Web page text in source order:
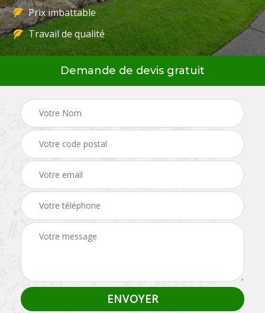
Prix imbattable
Travail de qualité
Demande de devis gratuit